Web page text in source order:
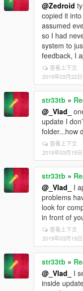
@Zedroid
copied it
assumed
so I had
system to
feedback, I
查看上下文
2019年03月22日
str33tb »
@_Vlad_
update I
folder...how
查看上下文
2019年03月19日
str33tb »
@_Vlad_
I
problems
look for
in front of
查看上下文
2019年03月19日
str33tb »
@_Vlad_
I
inside